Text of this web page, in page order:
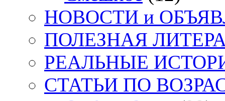
НОВОСТИ и
ПОЛЕЗНАЯ
РЕАЛЬНЫЕ
СТАТЬИ ПО